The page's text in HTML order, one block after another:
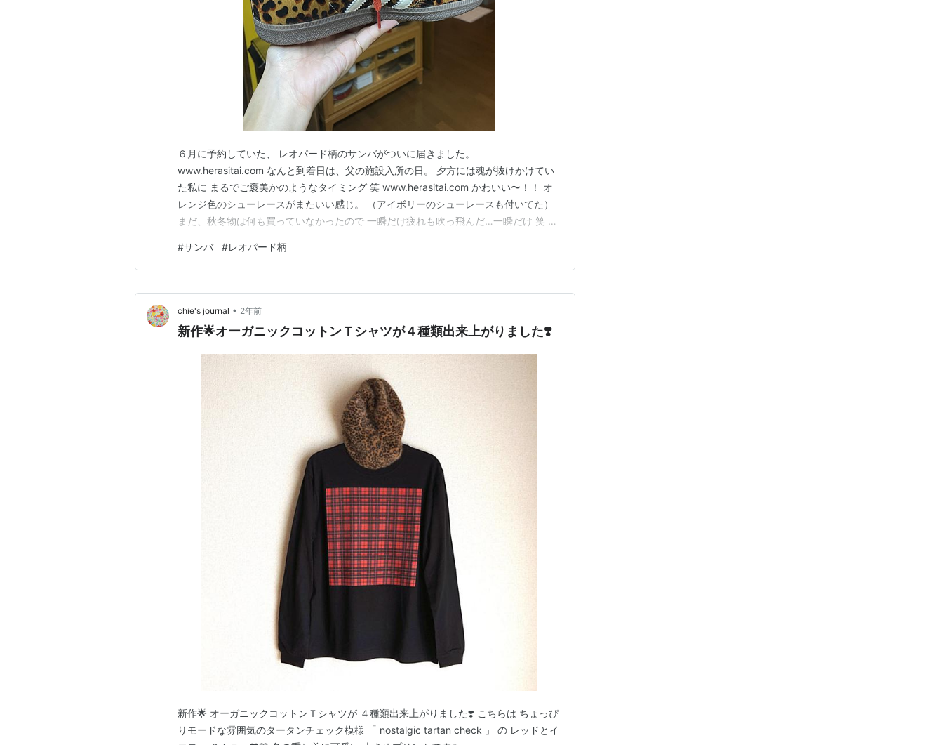
６月に予約していた、 レオパード柄のサンバがついに届きました。
www.herasitai.com なんと到着日は、父の施設入所の日。 夕方には魂が抜けかけてい
た私に まるでご褒美かのようなタイミング 笑 www.herasitai.com かわいい〜！！ オ
レンジ色のシューレースがまたいい感じ。 （アイボリーのシューレースも付いてた）
まだ、秋冬物は何も買っていなかったので 一瞬だけ疲れも吹っ飛んだ…一瞬だけ 笑 息
れましたけど。 やっと涼しくなってきたので ここからはおしゃれが楽しめる季節。 気
分だけは上げて…
#サンバ #レオパード柄
chie's journal • 2年前
新作🌟オーガニックコットンＴシャツが４種類出来上がりました❣️
新作🌟 オーガニックコットンＴシャツが ４種類出来上がりました❣️ こちらは ちょっぴ
りモードな雰囲気のタータンチェック模様 「 nostalgic tartan check 」 の レッドとイ